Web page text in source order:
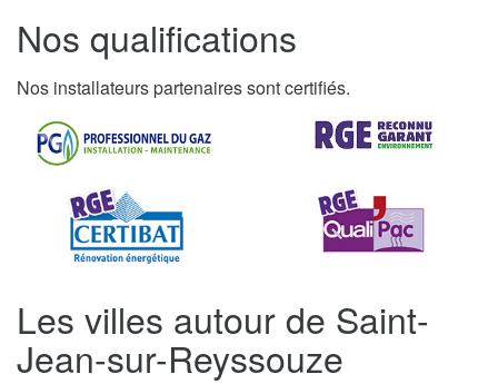
Nos qualifications
Nos installateurs partenaires sont certifiés.
Les villes autour de Saint-
Jean-sur-Reyssouze